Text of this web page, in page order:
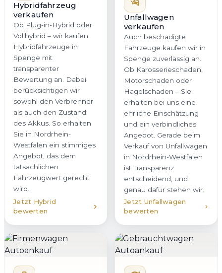
Hybridfahrzeug
verkaufen
Ob Plug-in-Hybrid oder
Vollhybrid – wir kaufen
Hybridfahrzeuge in
Spenge mit
transparenter
Bewertung an. Dabei
berücksichtigen wir
sowohl den Verbrenner
als auch den Zustand
des Akkus. So erhalten
Sie in Nordrhein-
Westfalen ein stimmiges
Angebot, das dem
tatsächlichen
Fahrzeugwert gerecht
wird.
Jetzt Hybrid
bewerten
Unfallwagen
verkaufen
Auch beschädigte
Fahrzeuge kaufen wir in
Spenge zuverlässig an.
Ob Karosserieschaden,
Motorschaden oder
Hagelschaden – Sie
erhalten bei uns eine
ehrliche Einschätzung
und ein verbindliches
Angebot. Gerade beim
Verkauf von Unfallwagen
in Nordrhein-Westfalen
ist Transparenz
entscheidend, und
genau dafür stehen wir.
Jetzt Unfallwagen
bewerten